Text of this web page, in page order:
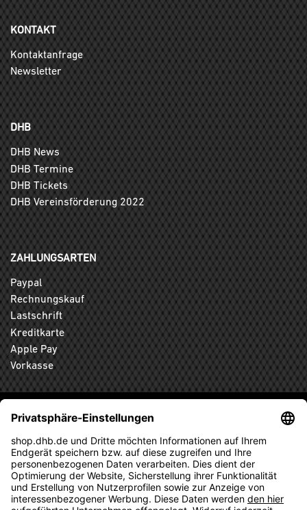
KONTAKT
Kontaktanfrage
Newsletter
DHB
DHB News
DHB Termine
DHB Tickets
DHB Vereinsförderung 2022
ZAHLUNGSARTEN
Paypal
Rechnungskauf
Lastschrift
Kreditkarte
Apple Pay
Vorkasse
ABONNIEREN SIE DEN KOSTENLOSEN DHB-FANSHOP
NEWSLETTER UND VERPASSEN SIE KEINE NEUIGKEIT ODER
AKTION MEHR.
ANMELDEN